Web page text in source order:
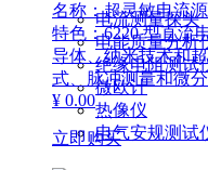
电流测量探头
电能质量分析
绝缘电阻测试
微欧计
热像仪
电气安规测试
名称：超灵敏电流源
特色：6220 型直流
导体、纳米技术和
式、脉冲测量和微
¥ 0.00
立即购买